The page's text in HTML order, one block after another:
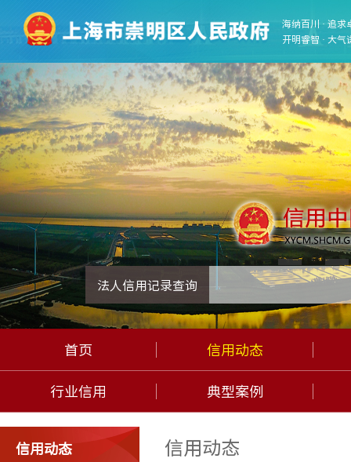
法人信用记录查询
首页
信用动态
行业信用
典型案例
海纳百川 · 追求
开明睿智 · 大气
信用动态 信用动态